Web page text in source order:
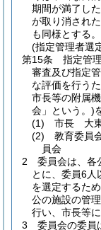
期間が満了した
が取り消され
も同様とする。
(指定管理者選
第15条
指定管
審査及び指定
な評価を行う
市長等の附属
会」という。)
(1)
市長 大
(2)
教育委員
員会
2
委員会は、各
とに、委員6人
を選定するた
公の施設の管
行い、市長等に
3
委員会の委員